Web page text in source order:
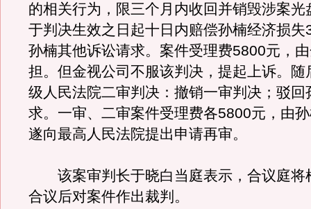
的相关行为，限三个月内收回并销毁涉案光
于判决生效之日起十日内赔偿孙楠经济损失
孙楠其他诉讼请求。案件受理费5800元，
担。但金视公司不服该判决，提起上诉。随
级人民法院二审判决：撤销一审判决；驳回
求。一审、二审案件受理费各5800元，由
遂向最高人民法院提出申请再审。
该案审判长于晓白当庭表示，合议庭将
合议后对案件作出裁判。